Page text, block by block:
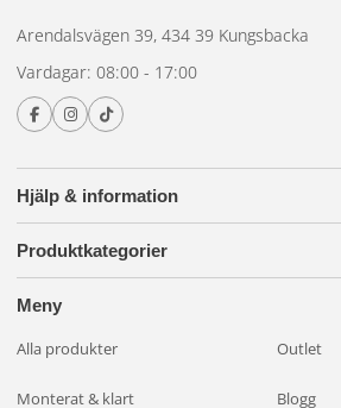
Hjälp & information
Produktkategorier
Meny
Alla produkter Outlet
Monterat & klart Blogg
Arendalsvägen 39, 434 39 Kungsbacka
Vardagar: 08:00 - 17:00